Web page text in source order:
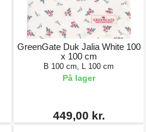
GreenGate Duk Jalia White 100
x 100 cm
B 100 cm, L 100 cm
På lager
449,00 kr.